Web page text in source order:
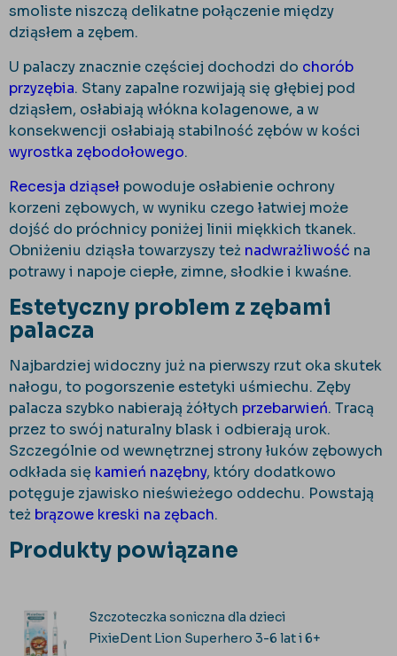
smoliste niszczą delikatne połączenie między
dziąsłem a zębem.
U palaczy znacznie częściej dochodzi do chorób
przyzębia. Stany zapalne rozwijają się głębiej pod
dziąsłem, osłabiają włókna kolagenowe, a w
konsekwencji osłabiają stabilność zębów w kości
wyrostka zębodołowego.
Recesja dziąseł powoduje osłabienie ochrony
korzeni zębowych, w wyniku czego łatwiej może
dojść do próchnicy poniżej linii miękkich tkanek.
Obniżeniu dziąsła towarzyszy też nadwrażliwość na
potrawy i napoje ciepłe, zimne, słodkie i kwaśne.
Estetyczny problem z zębami
palacza
Najbardziej widoczny już na pierwszy rzut oka skutek
nałogu, to pogorszenie estetyki uśmiechu. Zęby
palacza szybko nabierają żółtych przebarwień. Tracą
przez to swój naturalny blask i odbierają urok.
Szczególnie od wewnętrznej strony łuków zębowych
odkłada się kamień nazębny, który dodatkowo
potęguje zjawisko nieświeżego oddechu. Powstają
też brązowe kreski na zębach.
Produkty powiązane
Szczoteczka soniczna dla dzieci
PixieDent Lion Superhero 3-6 lat i 6+